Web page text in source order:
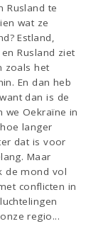
Rusland te
wat ze
Estland,
Rusland ziet
zoals het
En dan heb
dan is de
we Oekraïne in
langer
dat is voor
Maar
de mond vol
conflicten in
regio...